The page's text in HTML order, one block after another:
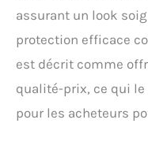
assurant un look
protection efficace
est décrit comme
qualité-prix, ce qui
pour les acheteurs